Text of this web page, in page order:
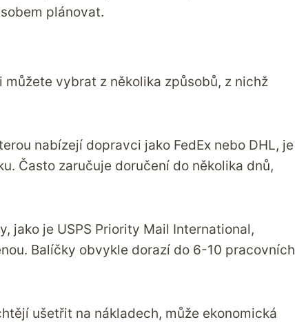
plánovat.
můžete vybrat z několika způsobů, z nichž
nabízejí dopravci jako FedEx nebo DHL, je
Často zaručuje doručení do několika dnů,
jako je USPS Priority Mail International,
Balíčky obvykle dorazí do 6-10 pracovních
ušetřit na nákladech, může ekonomická